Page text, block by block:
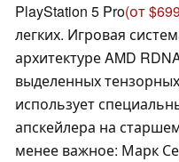
PlayStation 5 Pro(от
легких. Игровая
архитектуре AMD
выделенных
использует
апскейлера на
менее важное: Марк